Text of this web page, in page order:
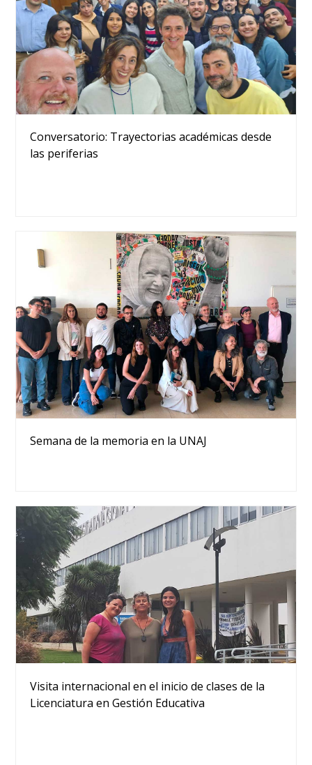
Conversatorio: Trayectorias académicas desde
las periferias
Semana de la memoria en la UNAJ
Visita internacional en el inicio de clases de la
Licenciatura en Gestión Educativa